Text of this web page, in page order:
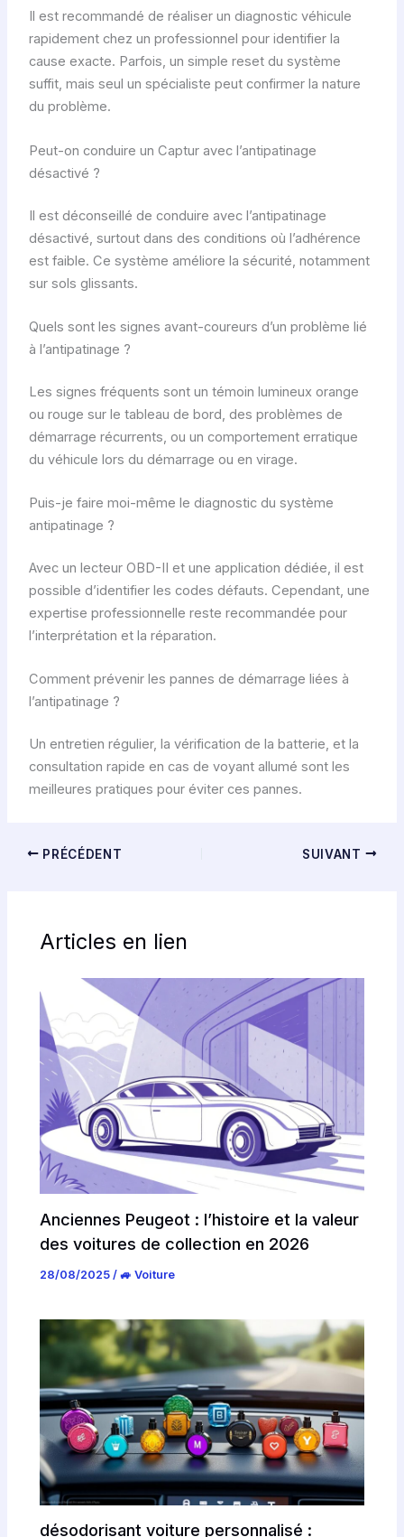
Il est recommandé de réaliser un diagnostic véhicule
rapidement chez un professionnel pour identifier la
cause exacte. Parfois, un simple reset du système
suffit, mais seul un spécialiste peut confirmer la nature
du problème.
Peut-on conduire un Captur avec l’antipatinage
désactivé ?
Il est déconseillé de conduire avec l’antipatinage
désactivé, surtout dans des conditions où l’adhérence
est faible. Ce système améliore la sécurité, notamment
sur sols glissants.
Quels sont les signes avant-coureurs d’un problème lié
à l’antipatinage ?
Les signes fréquents sont un témoin lumineux orange
ou rouge sur le tableau de bord, des problèmes de
démarrage récurrents, ou un comportement erratique
du véhicule lors du démarrage ou en virage.
Puis-je faire moi-même le diagnostic du système
antipatinage ?
Avec un lecteur OBD-II et une application dédiée, il est
possible d’identifier les codes défauts. Cependant, une
expertise professionnelle reste recommandée pour
l’interprétation et la réparation.
Comment prévenir les pannes de démarrage liées à
l’antipatinage ?
Un entretien régulier, la vérification de la batterie, et la
consultation rapide en cas de voyant allumé sont les
meilleures pratiques pour éviter ces pannes.
PRÉCÉDENT SUIVANT
Articles en lien
Anciennes Peugeot : l’histoire et la valeur
des voitures de collection en 2026
28/08/2025/🚙 Voiture
désodorisant voiture personnalisé :